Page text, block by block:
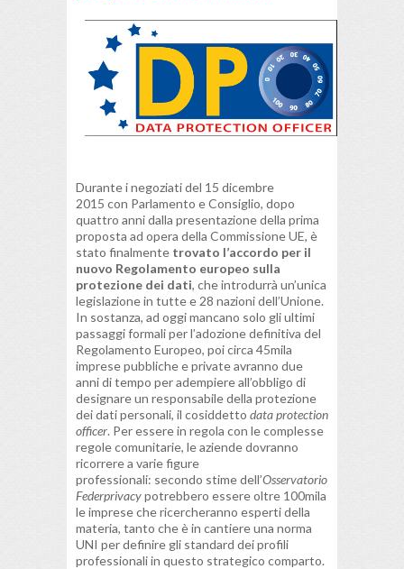
Durante i negoziati del 15 dicembre
2015 con Parlamento e Consiglio, dopo
quattro anni dalla presentazione della prima
proposta ad opera della Commissione UE, è
stato finalmente trovato l’accordo per il
nuovo Regolamento europeo sulla
protezione dei dati, che introdurrà un’unica
legislazione in tutte e 28 nazioni dell’Unione.
In sostanza, ad oggi mancano solo gli ultimi
passaggi formali per l’adozione definitiva del
Regolamento Europeo, poi circa 45mila
imprese pubbliche e private avranno due
anni di tempo per adempiere all’obbligo di
designare un responsabile della protezione
dei dati personali, il cosiddetto data protection
officer. Per essere in regola con le complesse
regole comunitarie, le aziende dovranno
ricorrere a varie figure
professionali: secondo stime dell’Osservatorio
Federprivacypotrebbero essere oltre 100mila
le imprese che ricercheranno esperti della
materia, tanto che è in cantiere una norma
UNI per definire gli standard dei profili
professionali in questo strategico comparto.